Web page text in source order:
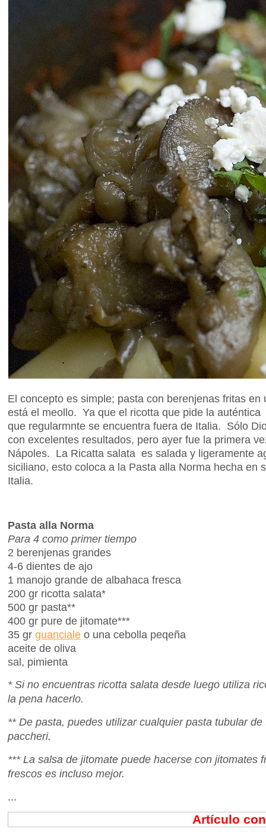
El concepto es simple; pasta con berenjenas fritas
está el meollo. Ya que el ricotta que pide la
que regularmnte se encuentra fuera de Italia. Sólo
con excelentes resultados, pero ayer fue la primera
Nápoles. La Ricatta salata es salada y ligeramente
siciliano, esto coloca a la Pasta alla Norma hecha en
Italia.
Pasta alla Norma
Para 4 como primer tiempo
2 berenjenas grandes
4-6 dientes de ajo
1 manojo grande de albahaca fresca
200 gr ricotta salata*
500 gr pasta**
400 gr pure de jitomate***
35 gr guanciale o una cebolla peqeña
aceite de oliva
sal, pimienta
* Si no encuentras ricotta salata desde luego utiliza
la pena hacerlo.
** De pasta, puedes utilizar cualquier pasta tubular
paccheri.
*** La salsa de jitomate puede hacerse con
frescos es incluso mejor.
...
Artículo